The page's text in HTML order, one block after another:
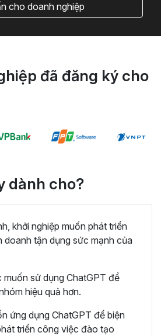
cho doanh nghiệp
đã đăng ký cho
dành cho?
khởi nghiệp muốn phát triển
doanh tận dụng sức mạnh của
muốn sử dụng ChatGPT để
hiệu quả hơn.
ứng dụng ChatGPT để biện
triển công việc đào tạo